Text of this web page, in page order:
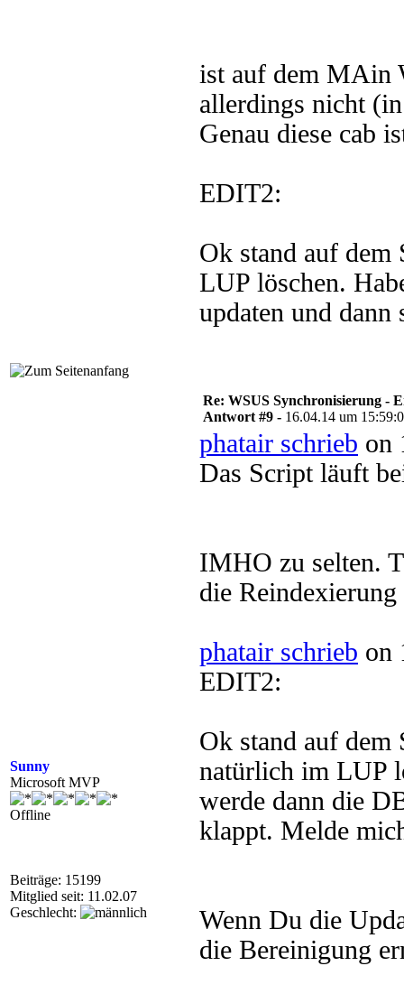
ist auf dem MAin
allerdings nicht
Genau diese cab
EDIT2:
Ok stand auf dem
LUP löschen.
updaten und
Sunny
Microsoft MVP
Offline
Beiträge: 15199
Mitglied seit: 11.02.07
Geschlecht:
Re: WSUS Synchronisierung -
Antwort #9 - 16.04.14 um
phatair schrieb on
Das Script läuft
IMHO zu selten.
die Reindexierung
phatair schrieb on
EDIT2:
Ok stand auf dem
natürlich im LUP
werde dann die
klappt. Melde
Wenn Du die
die Bereinigung